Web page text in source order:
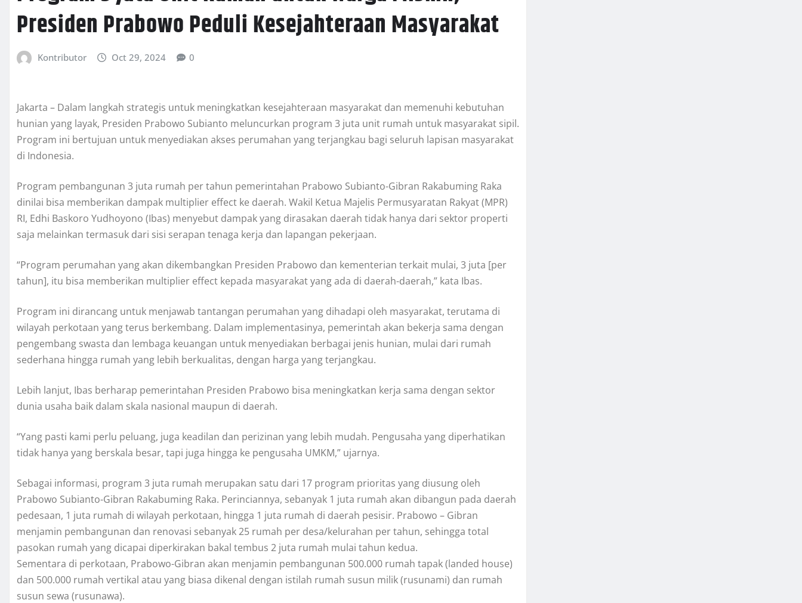
Presiden Prabowo Peduli Kesejahteraan Masyarakat
Kontributor Oct 29, 2024 0
Jakarta – Dalam langkah strategis untuk meningkatkan kesejahteraan masyarakat dan memenuhi kebutuhan
hunian yang layak, Presiden Prabowo Subianto meluncurkan program 3 juta unit rumah untuk masyarakat sipil.
Program ini bertujuan untuk menyediakan akses perumahan yang terjangkau bagi seluruh lapisan masyarakat
di Indonesia.
Program pembangunan 3 juta rumah per tahun pemerintahan Prabowo Subianto-Gibran Rakabuming Raka
dinilai bisa memberikan dampak multiplier effect ke daerah. Wakil Ketua Majelis Permusyaratan Rakyat (MPR)
RI, Edhi Baskoro Yudhoyono (Ibas) menyebut dampak yang dirasakan daerah tidak hanya dari sektor properti
saja melainkan termasuk dari sisi serapan tenaga kerja dan lapangan pekerjaan.
“Program perumahan yang akan dikembangkan Presiden Prabowo dan kementerian terkait mulai, 3 juta [per
tahun], itu bisa memberikan multiplier effect kepada masyarakat yang ada di daerah-daerah,” kata Ibas.
Program ini dirancang untuk menjawab tantangan perumahan yang dihadapi oleh masyarakat, terutama di
wilayah perkotaan yang terus berkembang. Dalam implementasinya, pemerintah akan bekerja sama dengan
pengembang swasta dan lembaga keuangan untuk menyediakan berbagai jenis hunian, mulai dari rumah
sederhana hingga rumah yang lebih berkualitas, dengan harga yang terjangkau.
Lebih lanjut, Ibas berharap pemerintahan Presiden Prabowo bisa meningkatkan kerja sama dengan sektor
dunia usaha baik dalam skala nasional maupun di daerah.
“Yang pasti kami perlu peluang, juga keadilan dan perizinan yang lebih mudah. Pengusaha yang diperhatikan
tidak hanya yang berskala besar, tapi juga hingga ke pengusaha UMKM,” ujarnya.
Sebagai informasi, program 3 juta rumah merupakan satu dari 17 program prioritas yang diusung oleh
Prabowo Subianto-Gibran Rakabuming Raka. Perinciannya, sebanyak 1 juta rumah akan dibangun pada daerah
pedesaan, 1 juta rumah di wilayah perkotaan, hingga 1 juta rumah di daerah pesisir. Prabowo – Gibran
menjamin pembangunan dan renovasi sebanyak 25 rumah per desa/kelurahan per tahun, sehingga total
pasokan rumah yang dicapai diperkirakan bakal tembus 2 juta rumah mulai tahun kedua.
Sementara di perkotaan, Prabowo-Gibran akan menjamin pembangunan 500.000 rumah tapak (landed house)
dan 500.000 rumah vertikal atau yang biasa dikenal dengan istilah rumah susun milik (rusunami) dan rumah
susun sewa (rusunawa).